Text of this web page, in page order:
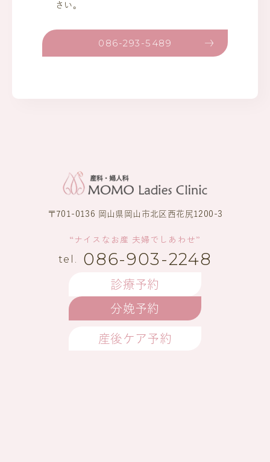
さい。
086-293-5489
〒701-0136 岡山県岡山市北区西花尻1200-3
“ナイスなお産 夫婦でしあわせ”
086-903-2248
診療予約
分娩予約
産後ケア予約